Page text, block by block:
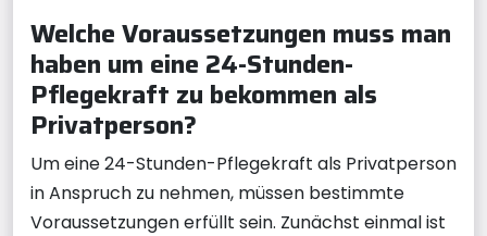
Welche Voraussetzungen muss man
haben um eine 24-Stunden-
Pflegekraft zu bekommen als
Privatperson?
Um eine 24-Stunden-Pflegekraft als Privatperson
in Anspruch zu nehmen, müssen bestimmte
Voraussetzungen erfüllt sein. Zunächst einmal ist